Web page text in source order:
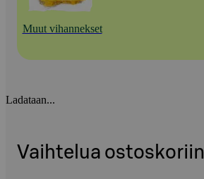
Muut vihannekset
Ladataan...
Vaihtelua ostoskoriin